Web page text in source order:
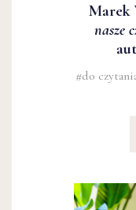
Marek
nasze
#do